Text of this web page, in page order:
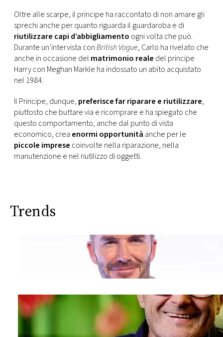
Oltre alle scarpe, il principe ha raccontato di non amare gli
sprechi anche per quanto riguarda il guardaroba e di
riutilizzare capi d’abbigliamento ogni volta che può.
Durante un’intervista conBritish Vogue, Carlo ha rivelato che
anche in occasione del matrimonio reale del principe
Harry con Meghan Markle ha indossato un abito acquistato
nel 1984.
Il Principe, dunque, preferisce far riparare e riutilizzare,
piuttosto che buttare via e ricomprare e ha spiegato che
questo comportamento, anche dal punto di vista
economico, crea enormi opportunità anche per le
piccole imprese coinvolte nella riparazione, nella
manutenzione e nel riutilizzo di oggetti.
Trends